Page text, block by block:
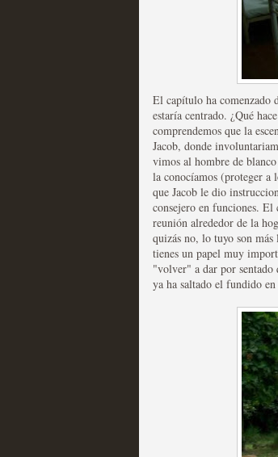
The Get
series más
MOLTISANTI
Recomendación de la semana
Fin de ciclo
Recomendación de la semana
El capítulo ha comenzado
estaría centrado. ¿Qué
comprendemos que la
Jacob, donde
vimos al hombre de
la conocíamos (proteger a
que Jacob le dio
consejero en funciones. El
reunión alrededor de la
quizás no, lo tuyo son
tienes un papel muy
"volver" a dar por sentado
ya ha saltado el fundido